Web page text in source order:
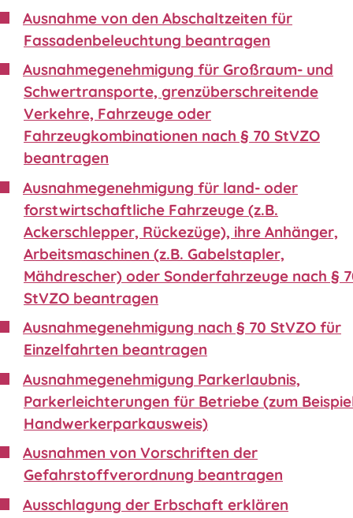
Ausnahme von den Abschaltzeiten für
Fassadenbeleuchtung beantragen
Ausnahmegenehmigung für Großraum- und
Schwertransporte, grenzüberschreitende
Verkehre, Fahrzeuge oder
Fahrzeugkombinationen nach § 70 StVZO
beantragen
Ausnahmegenehmigung für land- oder
forstwirtschaftliche Fahrzeuge (z.B.
Ackerschlepper, Rückezüge), ihre Anhänger,
Arbeitsmaschinen (z.B. Gabelstapler,
Mähdrescher) oder Sonderfahrzeuge nach §
StVZO beantragen
Ausnahmegenehmigung nach § 70 StVZO für
Einzelfahrten beantragen
Ausnahmegenehmigung Parkerlaubnis,
Parkerleichterungen für Betriebe (zum
Handwerkerparkausweis)
Ausnahmen von Vorschriften der
Gefahrstoffverordnung beantragen
Ausschlagung der Erbschaft erklären